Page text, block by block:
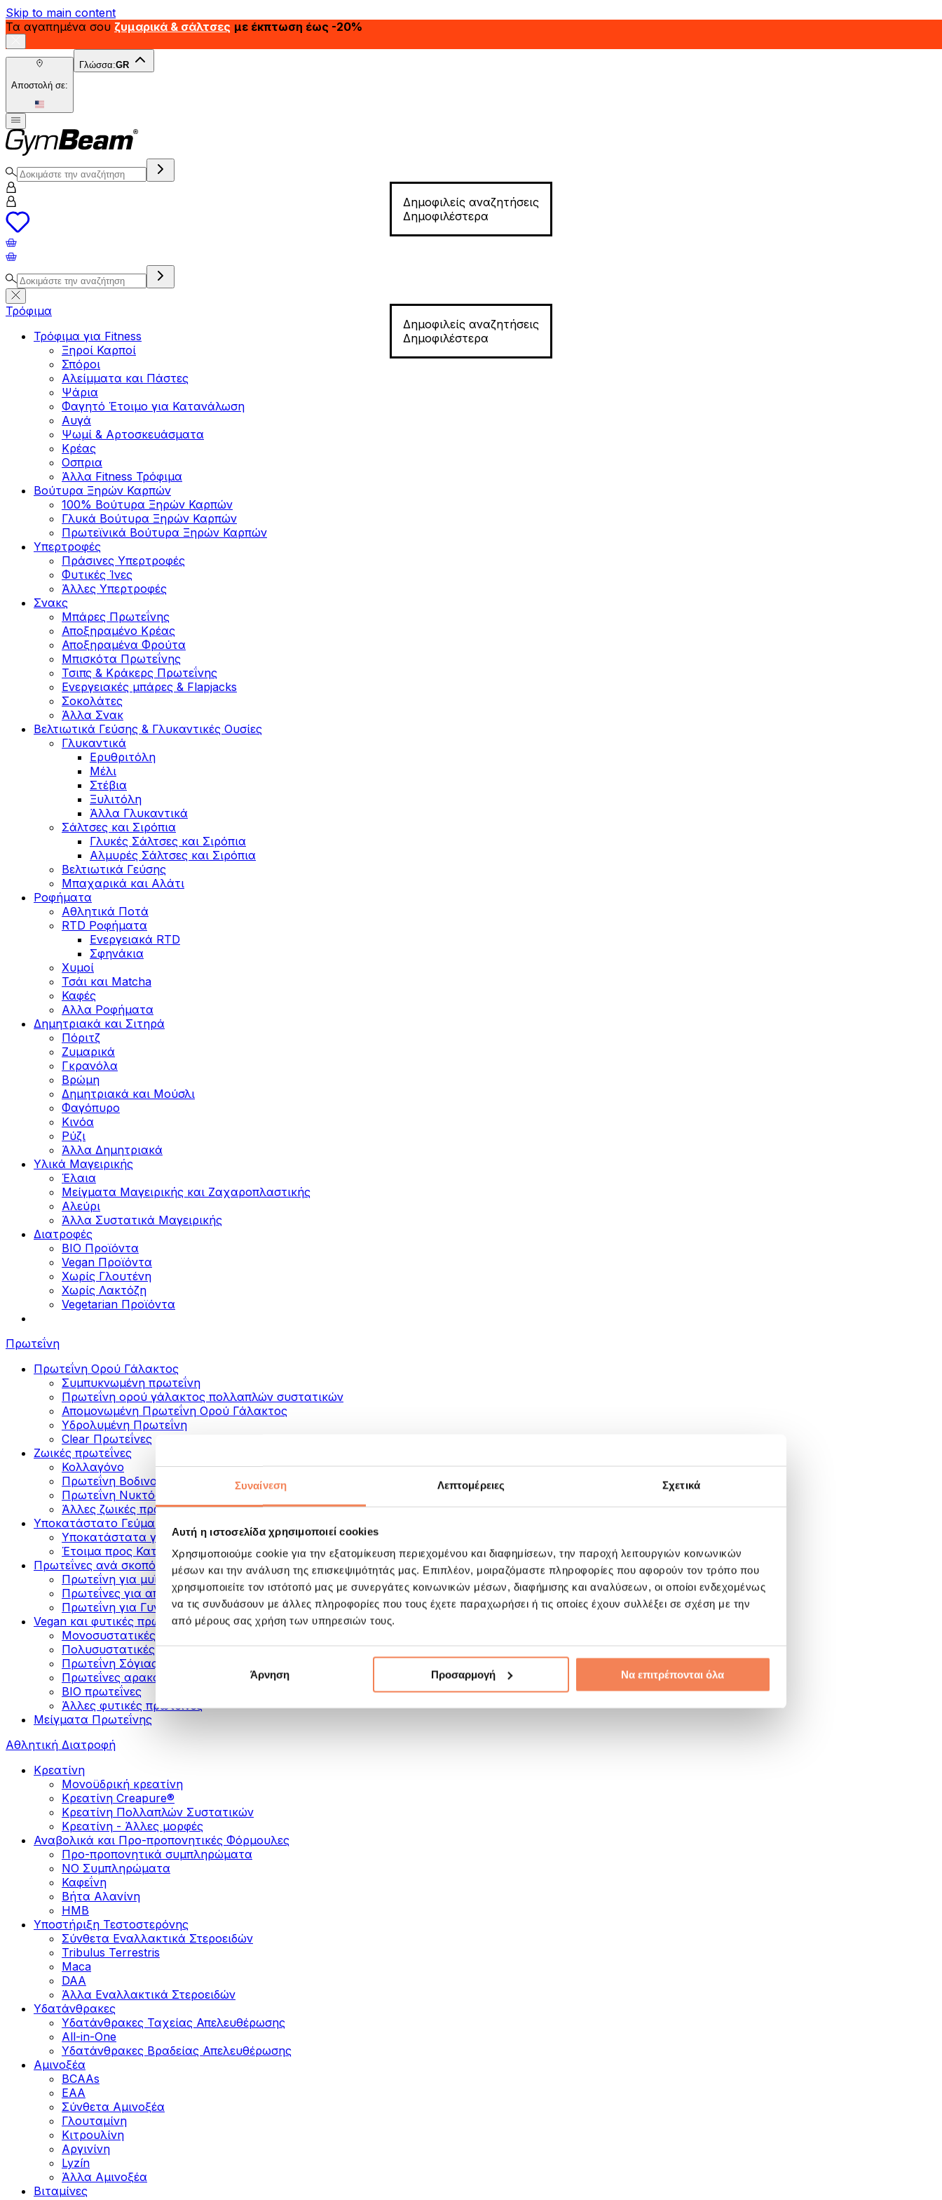
Συναίνεση Λεπτομέρειες Σχετικά
Αυτή η ιστοσελίδα χρησιμοποιεί cookies
Χρησιμοποιούμε cookie για την εξατομίκευση περιεχομένου και διαφημίσεων, την παροχή λειτουργιών κοινωνικών
μέσων και την ανάλυση της επισκεψιμότητάς μας. Επιπλέον, μοιραζόμαστε πληροφορίες που αφορούν τον τρόπο που
χρησιμοποιείτε τον ιστότοπό μας με συνεργάτες κοινωνικών μέσων, διαφήμισης και αναλύσεων, οι οποίοι ενδεχομένως
να τις συνδυάσουν με άλλες πληροφορίες που τους έχετε παραχωρήσει ή τις οποίες έχουν συλλέξει σε σχέση με την
από μέρους σας χρήση των υπηρεσιών τους.
Άρνηση Προσαρμογή Να επιτρέπονται όλα
Skip to main content
Τα αγαπημένα σου ζυμαρικά & σάλτσες με έκπτωση έως -20%
Αποστολή σε:
Γλώσσα:GR
Δημοφιλείς αναζητήσεις
Δημοφιλέστερα
Δημοφιλείς αναζητήσεις
Δημοφιλέστερα
Τρόφιμα
Τρόφιμα για Fitness
Ξηροί Καρποί
Σπόροι
Αλείμματα και Πάστες
Ψάρια
Φαγητό Έτοιμο για Κατανάλωση
Αυγά
Ψωμί & Αρτοσκευάσματα
Κρέας
Οσπρια
Άλλα Fitness Τρόφιμα
Βούτυρα Ξηρών Καρπών
100% Βούτυρα Ξηρών Καρπών
Γλυκά Βούτυρα Ξηρών Καρπών
Πρωτεϊνικά Βούτυρα Ξηρών Καρπών
Υπερτροφές
Πράσινες Υπερτροφές
Φυτικές Ίνες
Άλλες Υπερτροφές
Σνακς
Μπάρες Πρωτεΐνης
Αποξηραμένο Κρέας
Αποξηραμένα Φρούτα
Μπισκότα Πρωτεΐνης
Τσιπς & Kράκερς Πρωτεΐνης
Ενεργειακές μπάρες & Flapjacks
Σοκολάτες
Άλλα Σνακ
Βελτιωτικά Γεύσης & Γλυκαντικές Ουσίες
Γλυκαντικά
Ερυθριτόλη
Μέλι
Στέβια
Ξυλιτόλη
Άλλα Γλυκαντικά
Σάλτσες και Σιρόπια
Γλυκές Σάλτσες και Σιρόπια
Αλμυρές Σάλτσες και Σιρόπια
Bελτιωτικά Γεύσης
Μπαχαρικά και Αλάτι
Ροφήματα
Αθλητικά Ποτά
RTD Ροφήματα
Ενεργειακά RTD
Σφηνάκια
Χυμοί
Τσάι και Matcha
Καφές
Αλλα Ροφήματα
Δημητριακά και Σιτηρά
Πόριτζ
Ζυμαρικά
Γκρανόλα
Βρώμη
Δημητριακά και Μούσλι
Φαγόπυρο
Κινόα
Ρύζι
Άλλα Δημητριακά
Υλικά Μαγειρικής
Έλαια
Μείγματα Μαγειρικής και Ζαχαροπλαστικής
Αλεύρι
Άλλα Συστατικά Μαγειρικής
Διατροφές
BIO Προϊόντα
Vegan Προϊόντα
Χωρίς Γλουτένη
Χωρίς Λακτόζη
Vegetarian Προϊόντα
Πρωτεΐνη
Πρωτεΐνη Ορού Γάλακτος
Συμπυκνωμένη πρωτεΐνη
Πρωτεΐνη ορού γάλακτος πολλαπλών συστατικών
Απομονωμένη Πρωτεΐνη Ορού Γάλακτος
Υδρολυμένη Πρωτεΐνη
Clear Πρωτεΐνες
Ζωικές πρωτεΐνες
Κολλαγόνο
Πρωτεΐνη Βοδινού
Πρωτεΐνη Νυκτός
Άλλες ζωικές πρωτεΐνες
Υποκατάστατο Γεύματος
Υποκατάστατα γεύματος σε σκόνη
Έτοιμα προς Κατανάλωση Πρωτεϊνικά Ροφήματα
Πρωτεΐνες ανά σκοπό
Πρωτεΐνη για μυϊκή ανάπτυξη
Πρωτεΐνες για απώλεια βάρους
Πρωτεΐνη για Γυναίκες
Vegan και φυτικές πρωτεΐνες
Μονοσυστατικές Φυτικές Πρωτεΐνες
Πολυσυστατικές Φυτικές Πρωτεΐνες
Πρωτεΐνη Σόγιας
Πρωτεΐνες αρακά
ΒIO πρωτεΐνες
Άλλες φυτικές πρωτεΐνες
Μείγματα Πρωτεΐνης
Αθλητική Διατροφή
Κρεατίνη
Μονοϋδρική κρεατίνη
Κρεατίνη Creapure®
Κρεατίνη Πολλαπλών Συστατικών
Κρεατίνη - Άλλες μορφές
Αναβολικά και Προ-προπονητικές Φόρμουλες
Προ-προπονητικά συμπληρώματα
ΝΟ Συμπληρώματα
Καφεΐνη
Βήτα Αλανίνη
HMB
Υποστήριξη Τεστοστερόνης
Σύνθετα Εναλλακτικά Στεροειδών
Tribulus Terrestris
Maca
DAA
Άλλα Εναλλακτικά Στεροειδών
Υδατάνθρακες
Υδατάνθρακες Ταχείας Απελευθέρωσης
All-in-One
Υδατάνθρακες Βραδείας Απελευθέρωσης
Αμινοξέα
BCAAs
EAA
Σύνθετα Αμινοξέα
Γλουταμίνη
Κιτρουλίνη
Αργινίνη
Lyzín
Άλλα Αμινοξέα
Βιταμίνες